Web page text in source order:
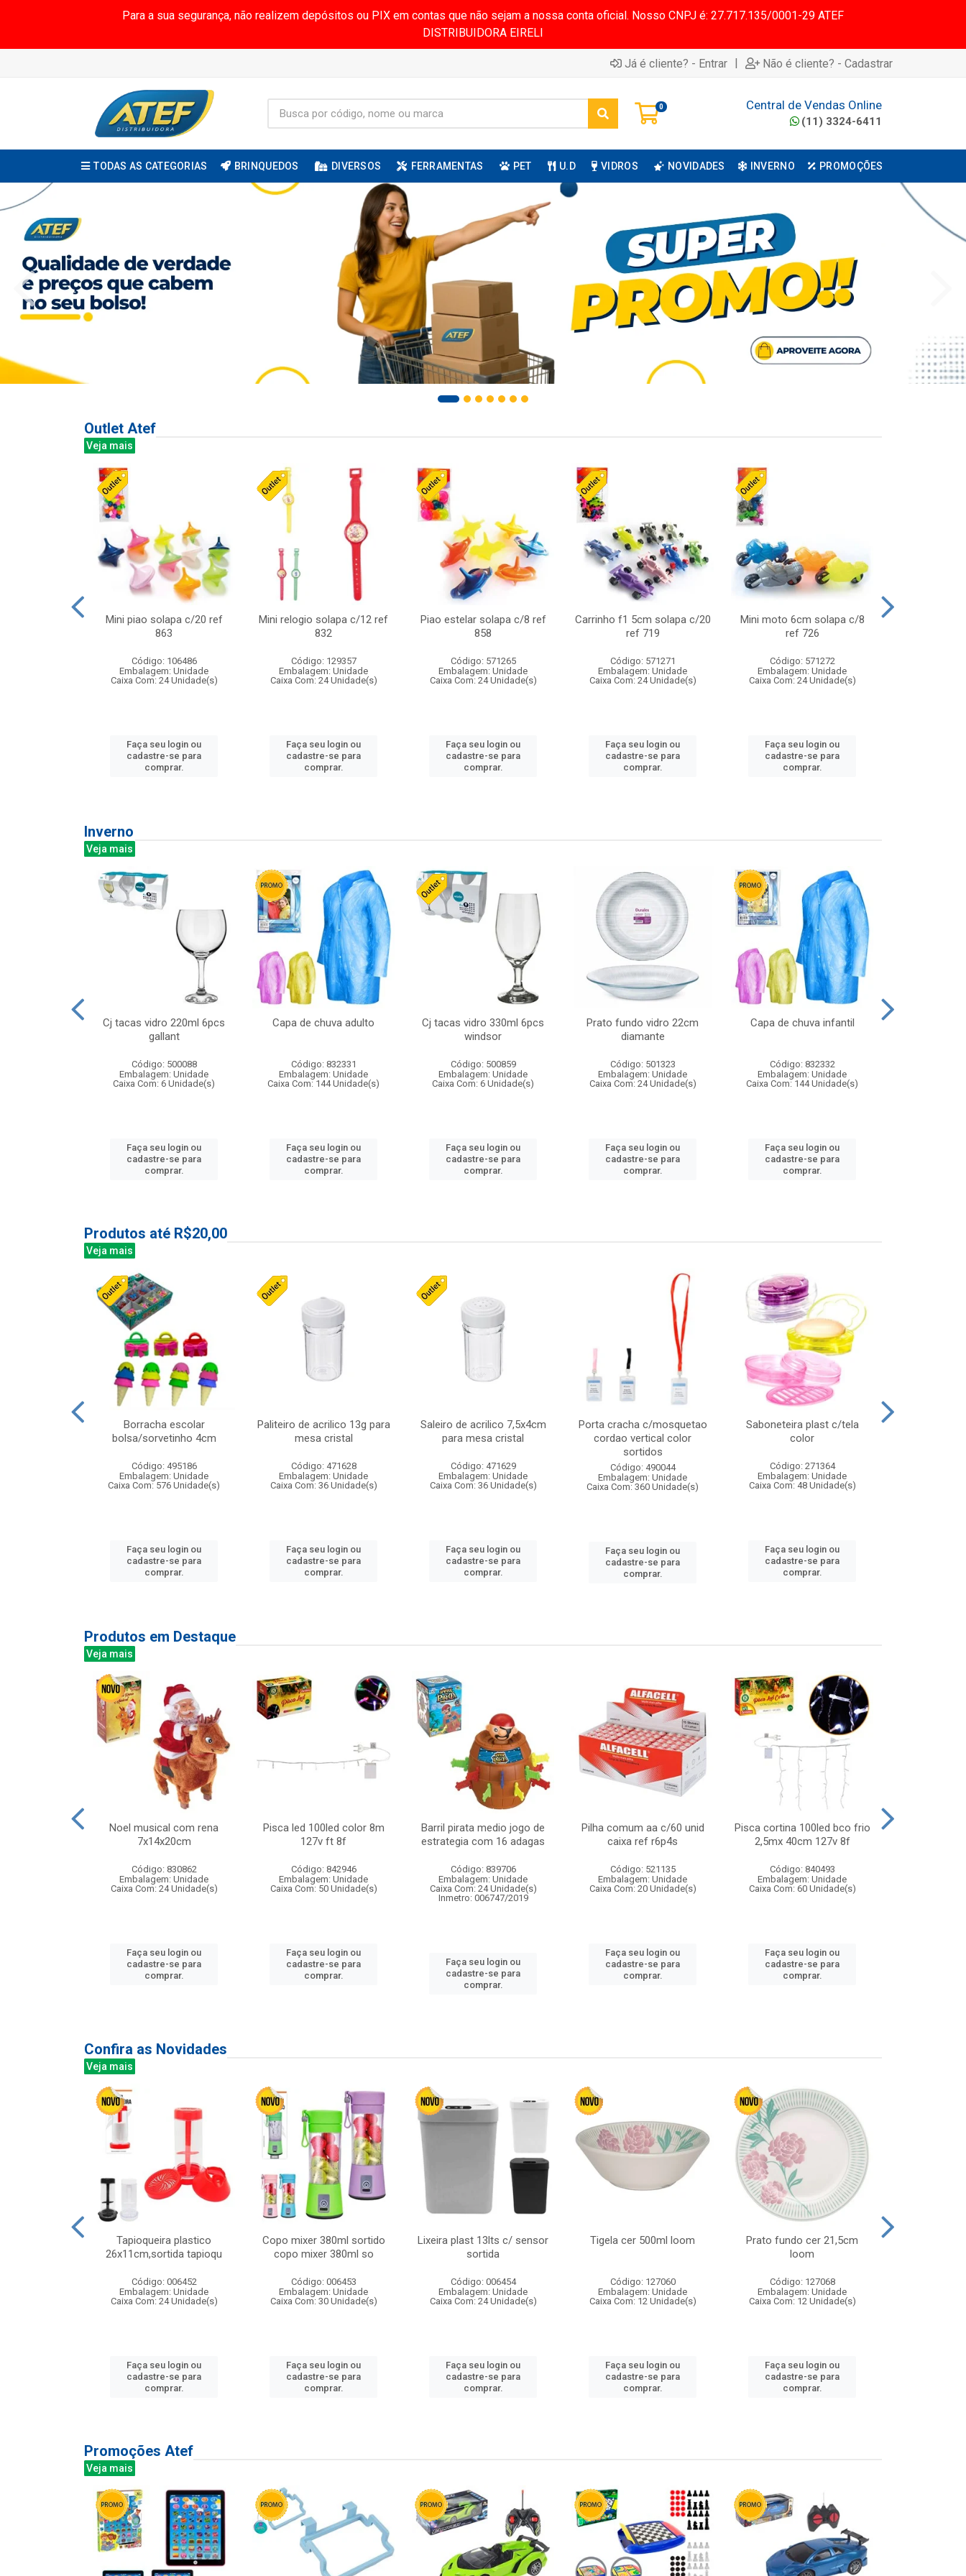
Para a sua segurança, não realizem depósitos ou PIX em contas que não sejam a nossa conta oficial. Nosso CNPJ é: 27.717.135/0001-29 ATEF
DISTRIBUIDORA EIRELI
Já é cliente? - Entrar | Não é cliente? - Cadastrar
0 Central de Vendas Online
(11) 3324-6411
TODAS AS CATEGORIAS BRINQUEDOS DIVERSOS FERRAMENTAS PET U.D VIDROS NOVIDADES INVERNO PROMOÇÕES
Outlet Atef
Veja mais
Mini piao solapa c/20 ref
863
Código: 106486
Embalagem: Unidade
Caixa Com: 24 Unidade(s)
Faça seu login ou
cadastre-se para
comprar.
Mini relogio solapa c/12 ref
832
Código: 129357
Embalagem: Unidade
Caixa Com: 24 Unidade(s)
Faça seu login ou
cadastre-se para
comprar.
Piao estelar solapa c/8 ref
858
Código: 571265
Embalagem: Unidade
Caixa Com: 24 Unidade(s)
Faça seu login ou
cadastre-se para
comprar.
Carrinho f1 5cm solapa c/20
ref 719
Código: 571271
Embalagem: Unidade
Caixa Com: 24 Unidade(s)
Faça seu login ou
cadastre-se para
comprar.
Mini moto 6cm solapa c/8
ref 726
Código: 571272
Embalagem: Unidade
Caixa Com: 24 Unidade(s)
Faça seu login ou
cadastre-se para
comprar.
Inverno
Veja mais
Cj tacas vidro 220ml 6pcs
gallant
Código: 500088
Embalagem: Unidade
Caixa Com: 6 Unidade(s)
Faça seu login ou
cadastre-se para
comprar.
Capa de chuva adulto
Código: 832331
Embalagem: Unidade
Caixa Com: 144 Unidade(s)
Faça seu login ou
cadastre-se para
comprar.
Cj tacas vidro 330ml 6pcs
windsor
Código: 500859
Embalagem: Unidade
Caixa Com: 6 Unidade(s)
Faça seu login ou
cadastre-se para
comprar.
Prato fundo vidro 22cm
diamante
Código: 501323
Embalagem: Unidade
Caixa Com: 24 Unidade(s)
Faça seu login ou
cadastre-se para
comprar.
Capa de chuva infantil
Código: 832332
Embalagem: Unidade
Caixa Com: 144 Unidade(s)
Faça seu login ou
cadastre-se para
comprar.
Produtos até R$20,00
Veja mais
Borracha escolar
bolsa/sorvetinho 4cm
Código: 495186
Embalagem: Unidade
Caixa Com: 576 Unidade(s)
Faça seu login ou
cadastre-se para
comprar.
Paliteiro de acrilico 13g para
mesa cristal
Código: 471628
Embalagem: Unidade
Caixa Com: 36 Unidade(s)
Faça seu login ou
cadastre-se para
comprar.
Saleiro de acrilico 7,5x4cm
para mesa cristal
Código: 471629
Embalagem: Unidade
Caixa Com: 36 Unidade(s)
Faça seu login ou
cadastre-se para
comprar.
Porta cracha c/mosquetao
cordao vertical color
sortidos
Código: 490044
Embalagem: Unidade
Caixa Com: 360 Unidade(s)
Faça seu login ou
cadastre-se para
comprar.
Saboneteira plast c/tela
color
Código: 271364
Embalagem: Unidade
Caixa Com: 48 Unidade(s)
Faça seu login ou
cadastre-se para
comprar.
Produtos em Destaque
Veja mais
Noel musical com rena
7x14x20cm
Código: 830862
Embalagem: Unidade
Caixa Com: 24 Unidade(s)
Faça seu login ou
cadastre-se para
comprar.
Pisca led 100led color 8m
127v ft 8f
Código: 842946
Embalagem: Unidade
Caixa Com: 50 Unidade(s)
Faça seu login ou
cadastre-se para
comprar.
Barril pirata medio jogo de
estrategia com 16 adagas
Código: 839706
Embalagem: Unidade
Caixa Com: 24 Unidade(s)
Inmetro: 006747/2019
Faça seu login ou
cadastre-se para
comprar.
Pilha comum aa c/60 unid
caixa ref r6p4s
Código: 521135
Embalagem: Unidade
Caixa Com: 20 Unidade(s)
Faça seu login ou
cadastre-se para
comprar.
Pisca cortina 100led bco frio
2,5mx 40cm 127v 8f
Código: 840493
Embalagem: Unidade
Caixa Com: 60 Unidade(s)
Faça seu login ou
cadastre-se para
comprar.
Confira as Novidades
Veja mais
Tapioqueira plastico
26x11cm,sortida tapioqu
Código: 006452
Embalagem: Unidade
Caixa Com: 24 Unidade(s)
Faça seu login ou
cadastre-se para
comprar.
Copo mixer 380ml sortido
copo mixer 380ml so
Código: 006453
Embalagem: Unidade
Caixa Com: 30 Unidade(s)
Faça seu login ou
cadastre-se para
comprar.
Lixeira plast 13lts c/ sensor
sortida
Código: 006454
Embalagem: Unidade
Caixa Com: 24 Unidade(s)
Faça seu login ou
cadastre-se para
comprar.
Tigela cer 500ml loom
Código: 127060
Embalagem: Unidade
Caixa Com: 12 Unidade(s)
Faça seu login ou
cadastre-se para
comprar.
Prato fundo cer 21,5cm
loom
Código: 127068
Embalagem: Unidade
Caixa Com: 12 Unidade(s)
Faça seu login ou
cadastre-se para
comprar.
Promoções Atef
Veja mais